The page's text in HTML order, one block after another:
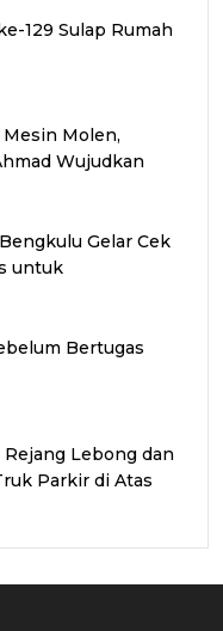
129 Sulap Rumah
Molen,
Wujudkan
Gelar Cek
untuk
Wujud
Bertugas
Lebong dan
Parkir di Atas
Keluhan Warga